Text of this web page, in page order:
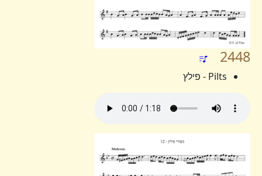
2448
Pilts - פילץ